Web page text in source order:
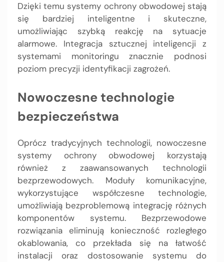
Dzięki temu systemy ochrony obwodowej stają
się bardziej inteligentne i skuteczne,
umożliwiając szybką reakcję na sytuacje
alarmowe. Integracja sztucznej inteligencji z
systemami monitoringu znacznie podnosi
poziom precyzji identyfikacji zagrożeń.
Nowoczesne technologie
bezpieczeństwa
Oprócz tradycyjnych technologii, nowoczesne
systemy ochrony obwodowej korzystają
również z zaawansowanych technologii
bezprzewodowych. Moduły komunikacyjne,
wykorzystujące współczesne technologie,
umożliwiają bezproblemową integrację różnych
komponentów systemu. Bezprzewodowe
rozwiązania eliminują konieczność rozległego
okablowania, co przekłada się na łatwość
instalacji oraz dostosowanie systemu do